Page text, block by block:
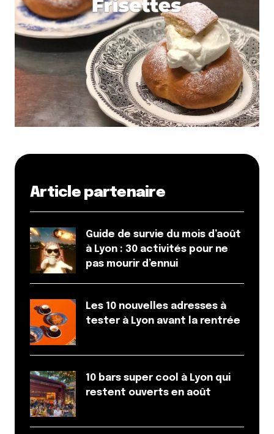
Article partenaire
Guide de survie du mois d’août
à Lyon : 30 activités pour ne
pas mourir d’ennui
Les 10 nouvelles adresses à
tester à Lyon avant la rentrée
10 bars super cool à Lyon qui
restent ouverts en août